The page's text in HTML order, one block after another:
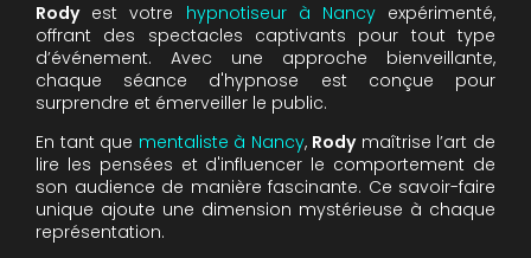
Rodyest votre hypnotiseur à Nancyexpérimenté,
offrant des spectacles captivants pour tout type
d’événement. Avec une approche bienveillante,
chaque séance d'hypnose est conçue pour
surprendre et émerveiller le public.
En tant que mentaliste à Nancy, Rodymaîtrise l’art de
lire les pensées et d'influencer le comportement de
son audience de manière fascinante. Ce savoir-faire
unique ajoute une dimension mystérieuse à chaque
représentation.